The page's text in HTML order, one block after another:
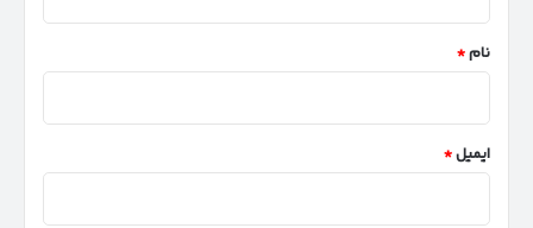
نام*
ایمیل*